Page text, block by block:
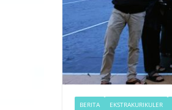
BERITA EKSTRAKURIKULER